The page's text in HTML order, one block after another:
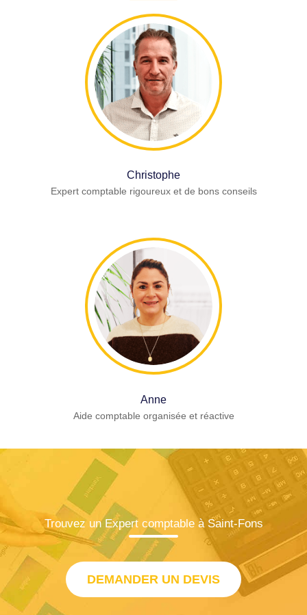
Christophe
Expert comptable rigoureux et de bons conseils
Anne
Aide comptable organisée et réactive
Trouvez un Expert comptable à Saint-Fons
DEMANDER UN DEVIS